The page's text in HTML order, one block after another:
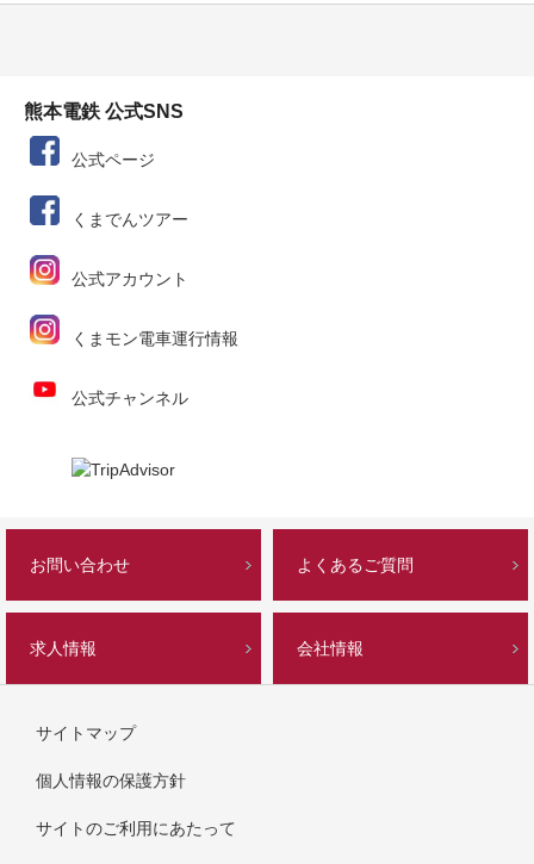
熊本電鉄 公式SNS
公式ページ
くまでんツアー
公式アカウント
くまモン電車運行情報
公式チャンネル
お問い合わせ よくあるご質問
求人情報 会社情報
サイトマップ
個人情報の保護方針
サイトのご利用にあたって